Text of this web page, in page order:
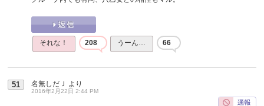
それな！ 208 うーん… 66
51 名無しだＪ より
2016年2月22日 2:44 PM